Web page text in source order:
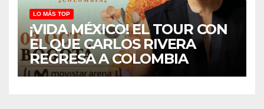
LO MÁS TOP
¡VIDA MÉXICO! EL TOUR CON
EL QUE CARLOS RIVERA
REGRESA A COLOMBIA